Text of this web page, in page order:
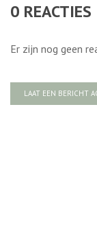
0 REACTIES
Er zijn nog geen
LAAT EEN BERICHT